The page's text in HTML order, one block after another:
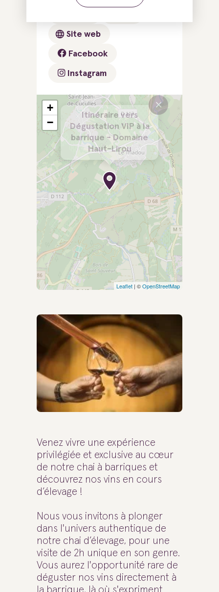
Site web
Facebook
Instagram
Itinéraire vers
Dégustation VIP à la
barrique - Domaine
Haut-Lirou
×
+
−
Leaflet | ©OpenStreetMap
Venez vivre une expérience
privilégiée et exclusive au cœur
de notre chai à barriques et
découvrez nos vins en cours
d’élevage !
Nous vous invitons à plonger
dans l'univers authentique de
notre chai d’élevage, pour une
visite de 2h unique en son genre.
Vous aurez l'opportunité rare de
déguster nos vins directement à
la barrique, là où s'expriment